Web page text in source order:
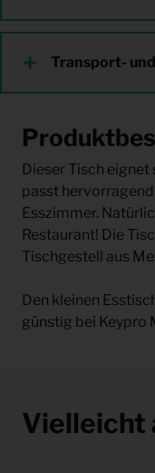
Transport-
Dieser Tisch eignet
passt
Esszimmer.
Restaurant! Die
Tischgestell aus
Den kleinen
günstig bei Keypro
Vielleicht